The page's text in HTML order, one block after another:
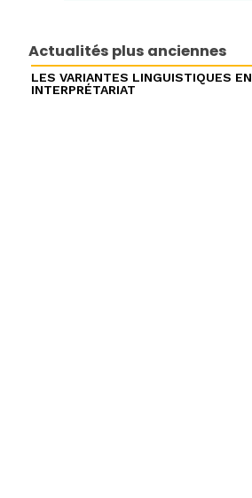
Actualités plus anciennes
LES VARIANTES LINGUISTIQUES EN
INTERPRÉTARIAT